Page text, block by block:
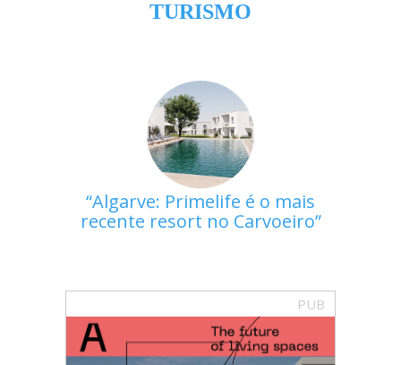
TURISMO
Algarve: Primelife é o mais
recente resort no Carvoeiro
PUB